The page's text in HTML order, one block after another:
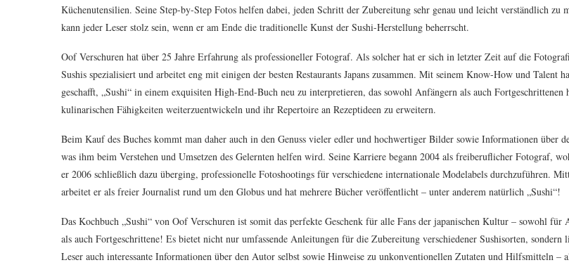
Küchenutensilien. Seine Step-by-Step Fotos helfen dabei, jeden Schritt der Zubereitung sehr genau und leicht verständlich zu
kann jeder Leser stolz sein, wenn er am Ende die traditionelle Kunst der Sushi-Herstellung beherrscht.
Oof Verschuren hat über 25 Jahre Erfahrung als professioneller Fotograf. Als solcher hat er sich in letzter Zeit auf die
Sushis spezialisiert und arbeitet eng mit einigen der besten Restaurants Japans zusammen. Mit seinem Know-How und Talent
geschafft, „Sushi“ in einem exquisiten High-End-Buch neu zu interpretieren, das sowohl Anfängern als auch
kulinarischen Fähigkeiten weiterzuentwickeln und ihr Repertoire an Rezeptideen zu erweitern.
Beim Kauf des Buches kommt man daher auch in den Genuss vieler edler und hochwertiger Bilder sowie Informationen über
was ihm beim Verstehen und Umsetzen des Gelernten helfen wird. Seine Karriere begann 2004 als freiberuflicher Fotograf,
er 2006 schließlich dazu überging, professionelle Fotoshootings für verschiedene internationale Modelabels durchzuführen.
arbeitet er als freier Journalist rund um den Globus und hat mehrere Bücher veröffentlicht – unter anderem natürlich „Sushi“!
Das Kochbuch „Sushi“ von Oof Verschuren ist somit das perfekte Geschenk für alle Fans der japanischen Kultur – sowohl für
als auch Fortgeschrittene! Es bietet nicht nur umfassende Anleitungen für die Zubereitung verschiedener Sushisorten, sondern
Leser auch interessante Informationen über den Autor selbst sowie Hinweise zu unkonventionellen Zutaten und Hilfsmitteln –